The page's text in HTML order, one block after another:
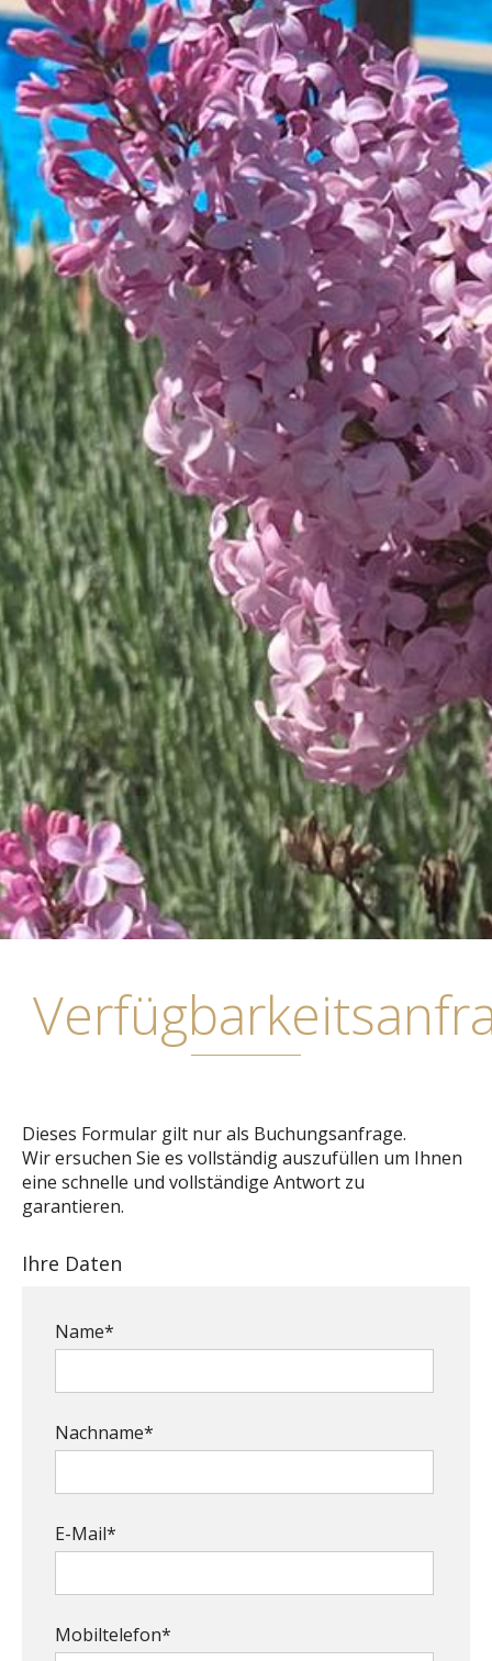
Dieses Formular gilt nur als Buchungsanfrage.
Wir ersuchen Sie es vollständig auszufüllen um Ihnen
eine schnelle und vollständige Antwort zu
garantieren.
Ihre Daten
Name*
Nachname*
E-Mail*
Mobiltelefon*